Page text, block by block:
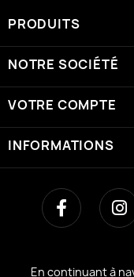
En continuant à
PRODUITS
NOTRE SOCIÉTÉ
VOTRE COMPTE
INFORMATIONS
En continuant à